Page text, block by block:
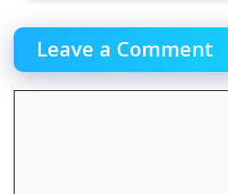
Leave a Comment